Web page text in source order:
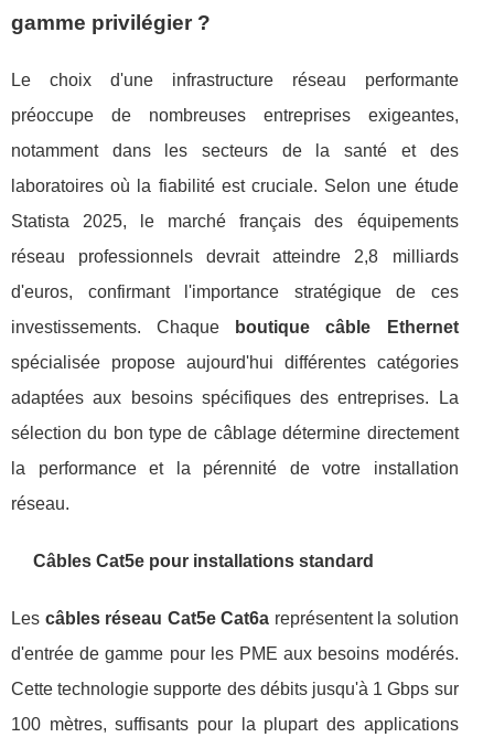
gamme privilégier ?
Le choix d'une infrastructure réseau performante
préoccupe de nombreuses entreprises exigeantes,
notamment dans les secteurs de la santé et des
laboratoires où la fiabilité est cruciale. Selon une étude
Statista 2025, le marché français des équipements
réseau professionnels devrait atteindre 2,8 milliards
d'euros, confirmant l'importance stratégique de ces
investissements. Chaque
boutique câble Ethernet
spécialisée propose aujourd'hui différentes catégories
adaptées aux besoins spécifiques des entreprises. La
sélection du bon type de câblage détermine directement
la performance et la pérennité de votre installation
réseau.
Câbles Cat5e pour installations standard
Les câbles réseau Cat5e Cat6a représentent la solution
d'entrée de gamme pour les PME aux besoins modérés.
Cette technologie supporte des débits jusqu'à 1 Gbps sur
100 mètres, suffisants pour la plupart des applications